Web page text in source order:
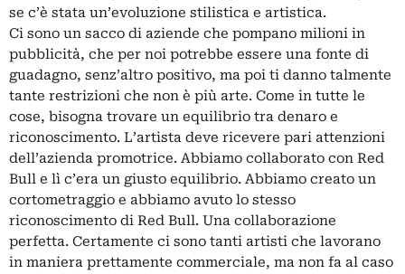
se c’è stata un’evoluzione stilistica e artistica.
Ci sono un sacco di aziende che pompano milioni in
pubblicità, che per noi potrebbe essere una fonte di
guadagno, senz’altro positivo, ma poi ti danno talmente
tante restrizioni che non è più arte. Come in tutte le
cose, bisogna trovare un equilibrio tra denaro e
riconoscimento. L’artista deve ricevere pari attenzioni
dell’azienda promotrice. Abbiamo collaborato con Red
Bull e lì c’era un giusto equilibrio. Abbiamo creato un
cortometraggio e abbiamo avuto lo stesso
riconoscimento di Red Bull. Una collaborazione
perfetta. Certamente ci sono tanti artisti che lavorano
in maniera prettamente commerciale, ma non fa al caso